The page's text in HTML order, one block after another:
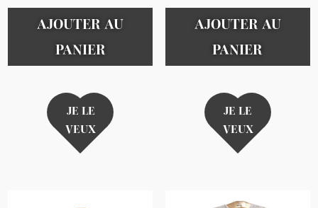
AJOUTER AU
PANIER
JE LE
VEUX
AJOUTER AU
PANIER
JE LE
VEUX